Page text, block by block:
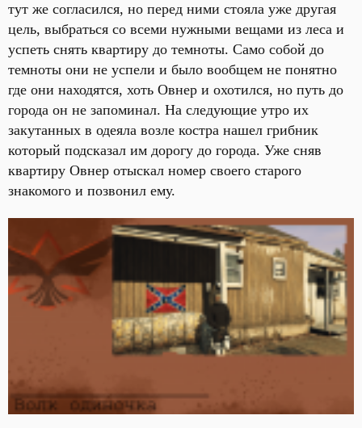
тут же согласился, но перед ними стояла уже другая
цель, выбраться со всеми нужными вещами из леса и
успеть снять квартиру до темноты. Само собой до
темноты они не успели и было вообщем не понятно
где они находятся, хоть Овнер и охотился, но путь до
города он не запоминал. На следующие утро их
закутанных в одеяла возле костра нашел грибник
который подсказал им дорогу до города. Уже сняв
квартиру Овнер отыскал номер своего старого
знакомого и позвонил ему.